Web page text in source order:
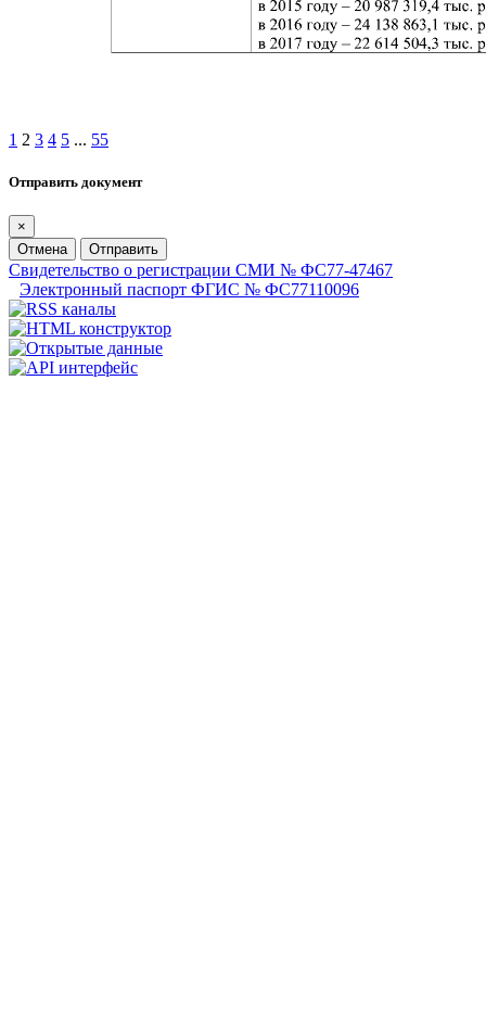
1 2 3 4 5 ... 55
Отправить документ
×
Отмена
Отправить
Свидетельство о регистрации СМИ № ФС77-47467
Электронный паспорт ФГИС № ФС77110096